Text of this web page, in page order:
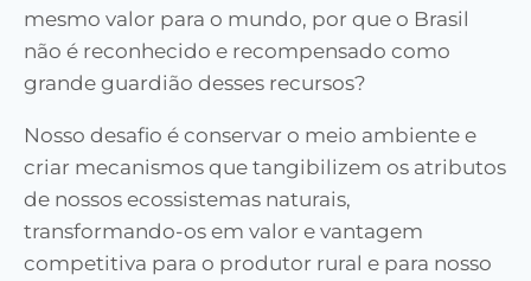
mesmo valor para o mundo, por que o Brasil
não é reconhecido e recompensado como
grande guardião desses recursos?
Nosso desafio é conservar o meio ambiente e
criar mecanismos que tangibilizem os atributos
de nossos ecossistemas naturais,
transformando-os em valor e vantagem
competitiva para o produtor rural e para nosso